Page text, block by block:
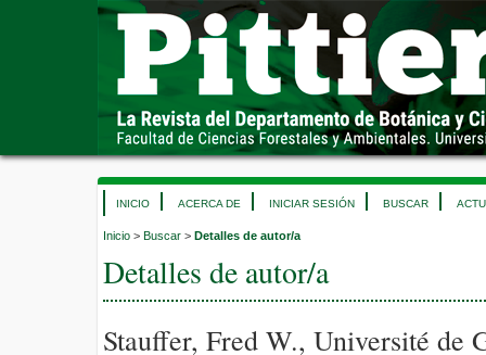
INICIO ACERCA DE INICIAR SESIÓN BUSCAR
Inicio > Buscar > Detalles de autor/a
Detalles de autor/a
Stauffer, Fred W., Université de